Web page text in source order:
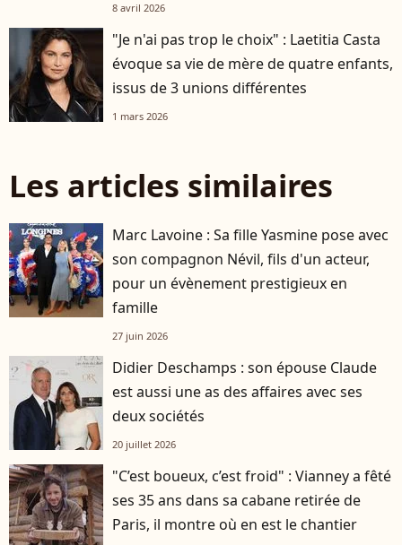
8 avril 2026
"Je n'ai pas trop le choix" : Laetitia Casta
évoque sa vie de mère de quatre enfants,
issus de 3 unions différentes
1 mars 2026
Les articles similaires
Marc Lavoine : Sa fille Yasmine pose avec
son compagnon Névil, fils d'un acteur,
pour un évènement prestigieux en
famille
27 juin 2026
Didier Deschamps : son épouse Claude
est aussi une as des affaires avec ses
deux sociétés
20 juillet 2026
"C’est boueux, c’est froid" : Vianney a fêté
ses 35 ans dans sa cabane retirée de
Paris, il montre où en est le chantier